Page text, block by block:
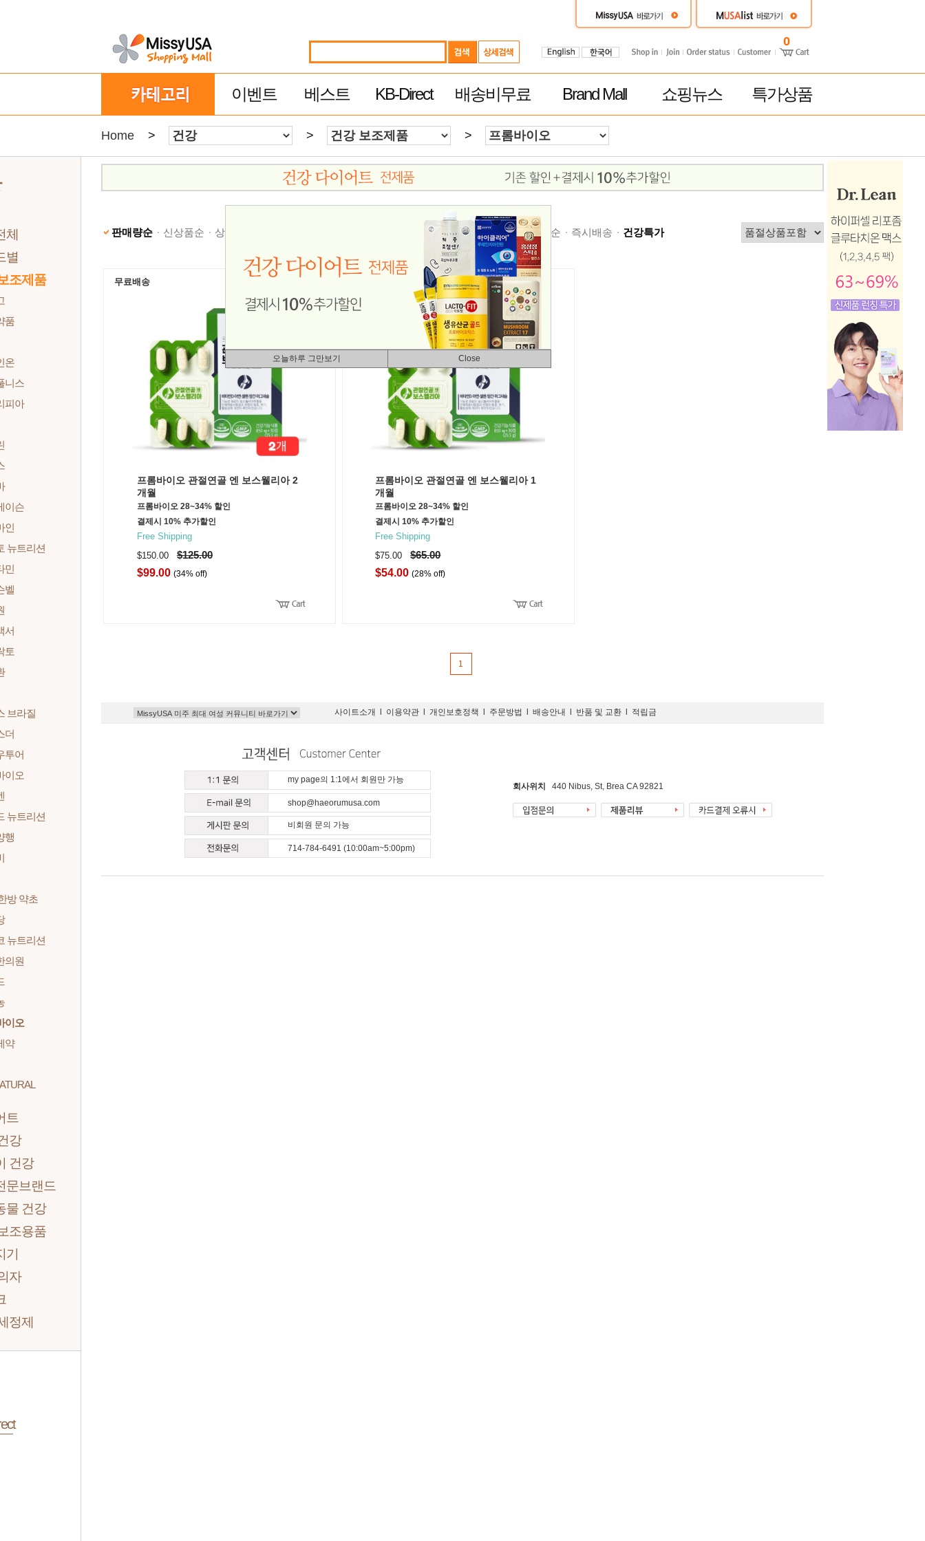
0
이벤트 베스트 KB-Direct 배송비무료 Brand Mall 쇼핑뉴스 특가상품
Home > > >
체
별
조제품
품
온
니스
피아
이슨
인
뉴트리션
민
벨
서
토
브라질
더
투어
이오
뉴트리션
행
방 약초
뉴트리션
의원
이오
약
트
강
건강
문브랜드
물 건강
조용품
기
자
정제
오늘하루 그만보기 Close
판매량순 신상품순 상품명순 제품평 많은순 빠른 배송순 추천순 즉시배송 건강특가
무료배송
프롬바이오 관절연골 엔 보스웰리아 2
개월
프롬바이오 28~34% 할인
결제시 10% 추가할인
Free Shipping
$150.00$125.00
$99.00 (34% off)
프롬바이오 관절연골 엔 보스웰리아 1
개월
프롬바이오 28~34% 할인
결제시 10% 추가할인
Free Shipping
$75.00$65.00
$54.00(28% off)
1
사이트소개 이용약관 개인보호정책 주문방법 배송안내 반품 및 교환 적립금
회사위치 440 Nibus, St, Brea CA 92821
my page의 1:1에서 회원만 가능
shop@haeorumusa.com
비회원 문의 가능
714-784-6491 (10:00am~5:00pm)